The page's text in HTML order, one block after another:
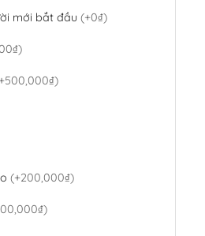
mới bắt đầu (+0₫)
(+200,000₫)